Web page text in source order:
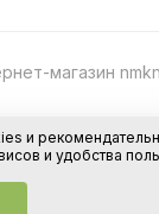
В корзину
магазин
и
и удобства